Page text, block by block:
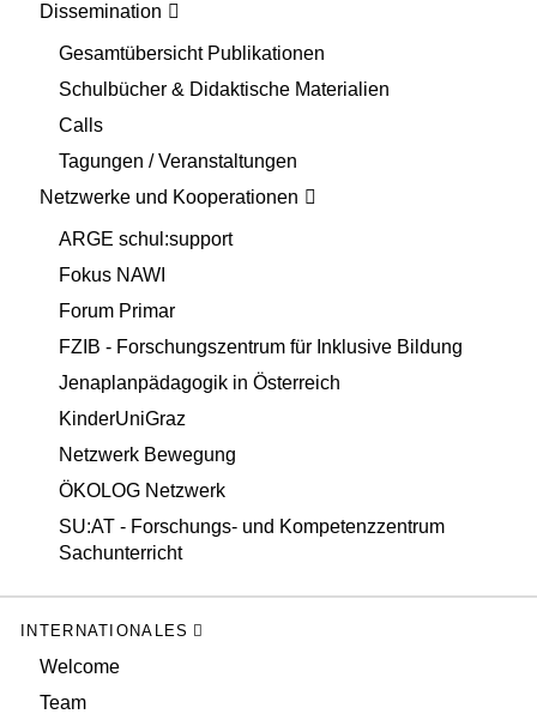
Dissemination
Gesamtübersicht Publikationen
Schulbücher & Didaktische Materialien
Calls
Tagungen / Veranstaltungen
Netzwerke und Kooperationen
ARGE schul:support
Fokus NAWI
Forum Primar
FZIB - Forschungszentrum für Inklusive Bildung
Jenaplanpädagogik in Österreich
KinderUniGraz
Netzwerk Bewegung
ÖKOLOG Netzwerk
SU:AT - Forschungs- und Kompetenzzentrum
Sachunterricht
INTERNATIONALES
Welcome
Team